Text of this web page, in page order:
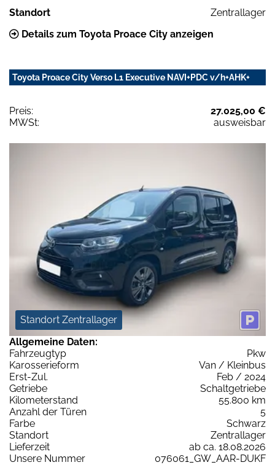
Standort
Zentrallager
Details zum Toyota Proace City anzeigen
Toyota Proace City Verso L1 Executive NAVI+PDC v/h+AHK+
Preis:
27.025,00 €
MWSt:
ausweisbar
Standort Zentrallager
Allgemeine Daten:
Fahrzeugtyp
Pkw
Karosserieform
Van / Kleinbus
Erst-Zul.
Feb / 2024
Getriebe
Schaltgetriebe
Kilometerstand
55.800 km
Anzahl der Türen
5
Farbe
Schwarz
Standort
Zentrallager
Lieferzeit
ab ca. 18.08.2026
Unsere Nummer
076061_GW_AAR-DUKF